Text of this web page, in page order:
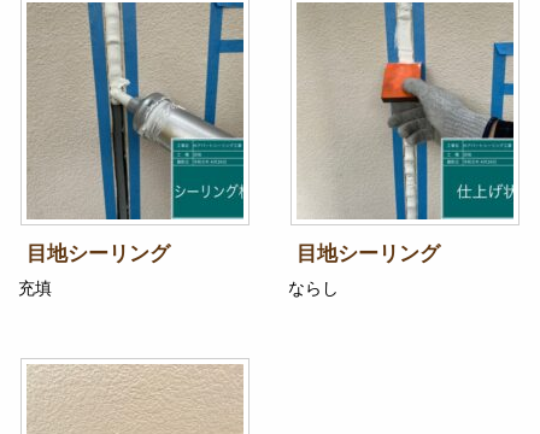
目地シーリング
充填
目地シーリング
ならし